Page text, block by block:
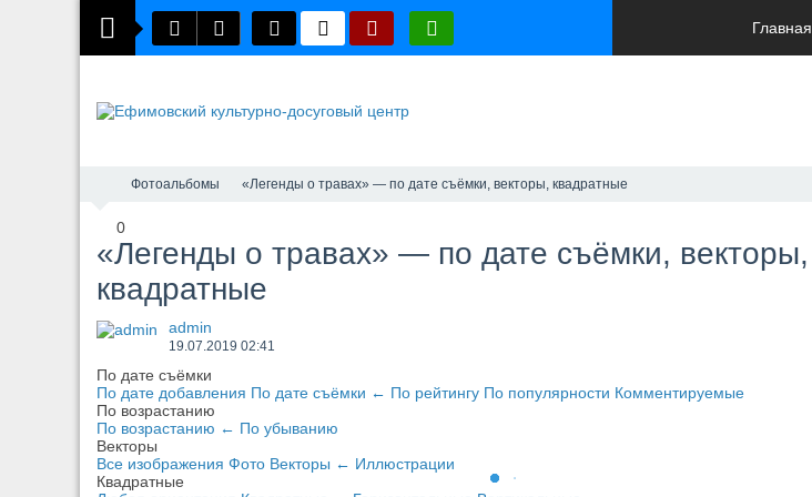
Главная
Фотоальбомы «Легенды о травах» — по дате съёмки, векторы, квадратные
0
«Легенды о травах» — по дате съёмки, векторы,
квадратные
admin
19.07.2019 02:41
По дате съёмки
По дате добавления По дате съёмки ← По рейтингу По популярности Комментируемые
По возрастанию
По возрастанию ← По убыванию
Векторы
Все изображения Фото Векторы ← Иллюстрации
Квадратные